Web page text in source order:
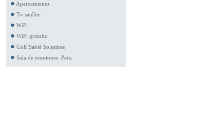
Aparcamiento
Tv satélite
WiFi
WiFi gratuito
Golf Sablé Solesmes
Sala de reuniones Pers.